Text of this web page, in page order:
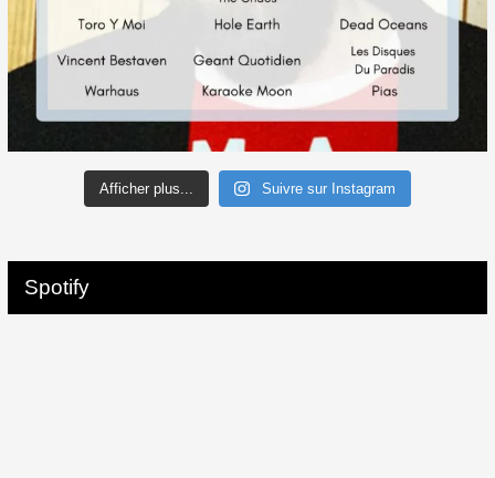
Afficher plus... Suivre sur Instagram
Spotify